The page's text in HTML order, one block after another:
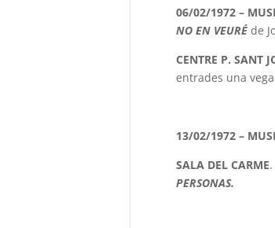
06/02/1972 –
NO EN VEURÉ de
CENTRE P. SANT
entrades una
13/02/1972 –
SALA DEL CARME
PERSONAS.